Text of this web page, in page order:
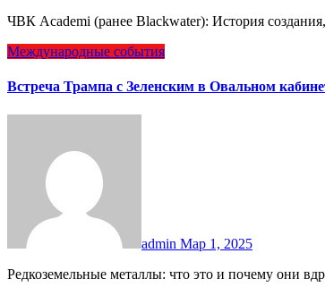
ЧВК Academi (ранее Blackwater): История
Международные события
Встреча Трампа с Зеленским в Овальном
admin Мар 1, 2025
Редкоземельные металлы: что это и почему они